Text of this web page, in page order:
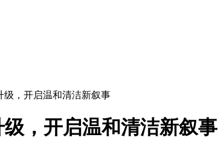
级，开启温和清洁新叙事
，开启温和清洁新叙事